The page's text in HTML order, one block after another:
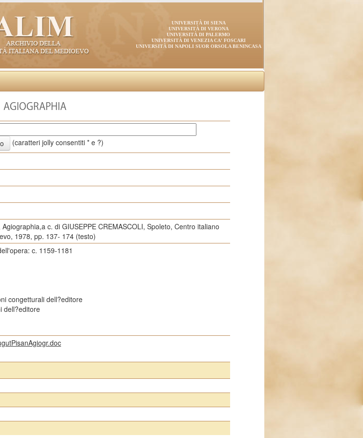
UNIVERSITÀ DI SIENA
UNIVERSITÀ DI VERONA
UNIVERSITÀ DI PALERMO
UNIVERSITÀ DI VENEZIA CA' FOSCARI
UNIVERSITÀ DI NAPOLI SUOR ORSOLA BENINCASA
AGIOGRAPHIA
(caratteri jolly consentiti * e ?)
Agiographia,a c. di GIUSEPPE CREMASCOLI, Spoleto, Centro italiano
1978, pp. 137- 174 (testo)
c. 1159-1181
congetturali dell?editore
dell?editore